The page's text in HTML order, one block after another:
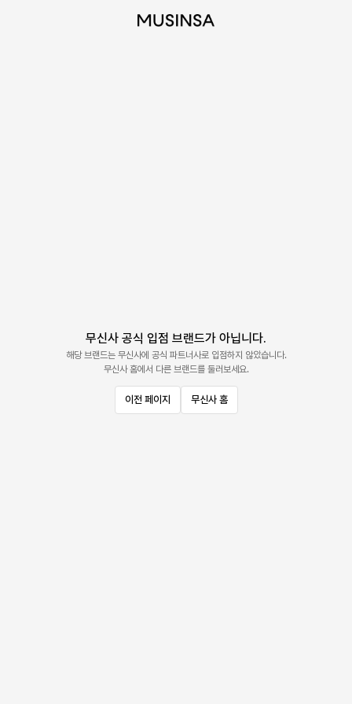
무신사 공식 입점 브랜드가 아닙니다.
해당 브랜드는 무신사에 공식 파트너사로 입점하지 않았습니다.
무신사 홈에서 다른 브랜드를 둘러보세요.
이전 페이지 무신사 홈